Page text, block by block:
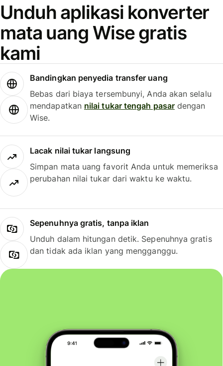
Unduh aplikasi konverter
mata uang Wise gratis
kami
Bandingkan penyedia transfer uang
Bebas dari biaya tersembunyi, Anda akan selalu
mendapatkan nilai tukar tengah pasardengan
Wise.
Lacak nilai tukar langsung
Simpan mata uang favorit Anda untuk memeriksa
perubahan nilai tukar dari waktu ke waktu.
Sepenuhnya gratis, tanpa iklan
Unduh dalam hitungan detik. Sepenuhnya gratis
dan tidak ada iklan yang mengganggu.